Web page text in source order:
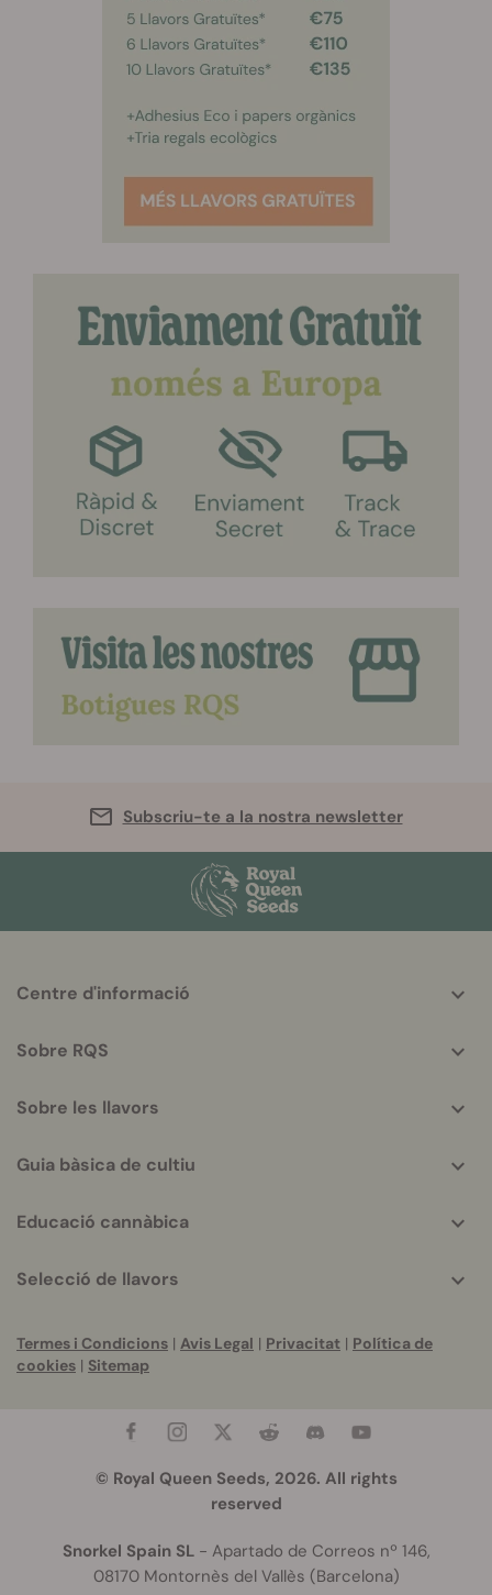
Subscriu-te a la nostra newsletter
helpful
Centre d'informació
Sobre RQS
Sobre les llavors
Guia bàsica de cultiu
Educació cannàbica
Selecció de llavors
Termes i Condicions | Avis Legal | Privacitat | Política de
cookies | Sitemap
© Royal Queen Seeds, 2026. All rights
reserved
Snorkel Spain SL- Apartado de Correos nº 146,
08170 Montornès del Vallès (Barcelona)